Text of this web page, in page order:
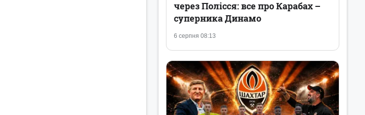
6 серпня 08:13
через Полісся: все про Карабах –
суперника Динамо